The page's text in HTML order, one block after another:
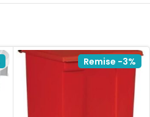
Remise -3%